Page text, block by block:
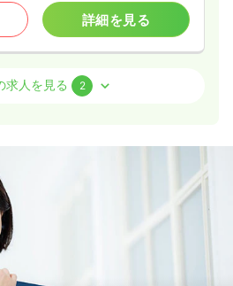
詳細を見る
60分）
32万円以上可
求人を見る 2